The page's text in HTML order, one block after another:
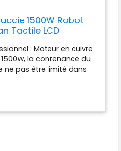
1500W Robot
Tactile LCD
Fouet, Crochet
6+P Vitesses
: Moteur en cuivre
la contenance du
ne pas être limité dans
et révolution forment une
360º ,la formation du
est plus
muffins, gaufres